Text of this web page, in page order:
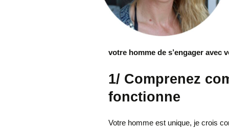
votre homme de s’engager avec
1/ Comprenez
fonctionne
Votre homme est unique, je crois